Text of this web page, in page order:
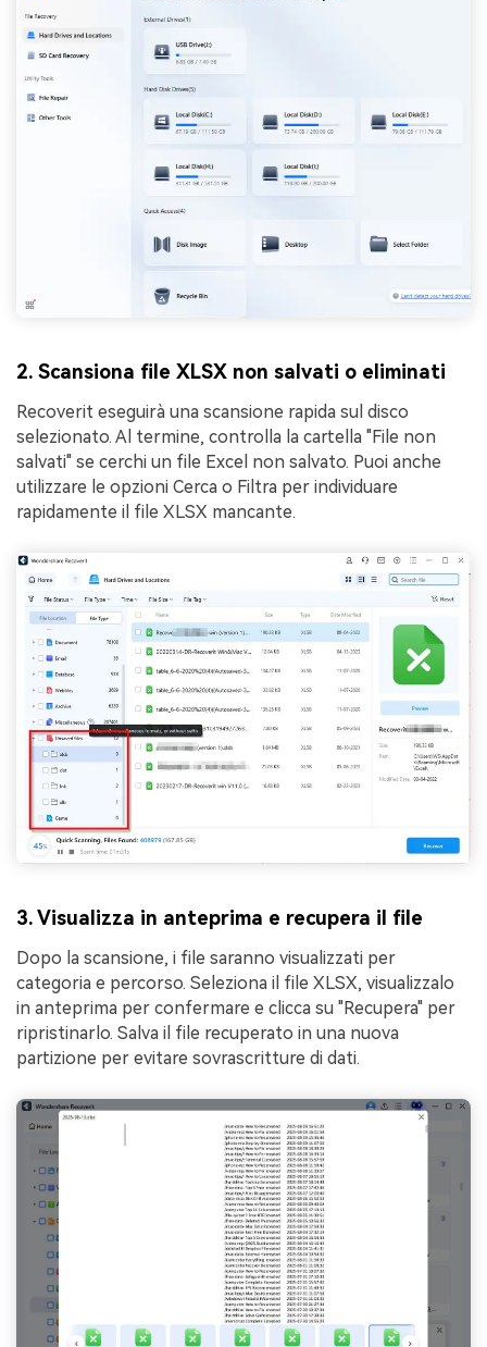
2. Scansiona file XLSX non salvati o eliminati
Recoverit eseguirà una scansione rapida sul disco
selezionato. Al termine, controlla la cartella "File non
salvati" se cerchi un file Excel non salvato. Puoi anche
utilizzare le opzioni Cerca o Filtra per individuare
rapidamente il file XLSX mancante.
3. Visualizza in anteprima e recupera il file
Dopo la scansione, i file saranno visualizzati per
categoria e percorso. Seleziona il file XLSX, visualizzalo
in anteprima per confermare e clicca su "Recupera" per
ripristinarlo. Salva il file recuperato in una nuova
partizione per evitare sovrascritture di dati.